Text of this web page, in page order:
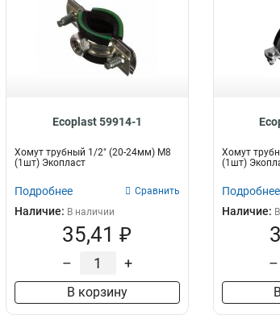
Ecoplast 59914-1
Хомут трубный 1/2" (20-24мм) М8
(1шт) Экопласт
Подробнее Сравнить
Наличие: В наличии
35,41 ₽
– +
В корзину
Хомут
(1шт)
Подробнее
Наличие:
–